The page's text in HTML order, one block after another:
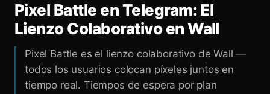
Pixel Battle en Telegram: El
Lienzo Colaborativo en Wall
Pixel Battle es el lienzo colaborativo de Wall —
todos los usuarios colocan píxeles juntos en
tiempo real. Tiempos de espera por plan